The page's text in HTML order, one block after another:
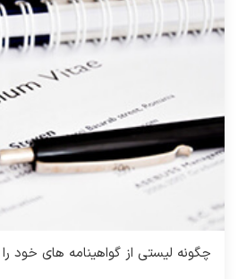
چگونه لیستی از گواهینامه های خود